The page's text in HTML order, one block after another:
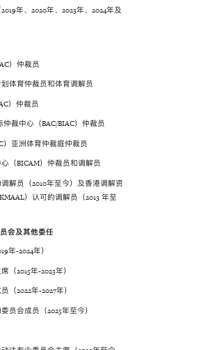
年、2020年、2023年、2024年及
）仲裁员
体育仲裁员和体育调解员
）仲裁员
裁中心（BAC/BIAC）仲裁员
亚洲体育仲裁庭仲裁员
（BICAM）仲裁员和调解员
解员（2010年至今）及香港调解资
）认可的调解员（2013 年至
会及其他委任
年-2024年）
（2015年-2023年）
（2022年-2027年）
员会成员（2025年至今）